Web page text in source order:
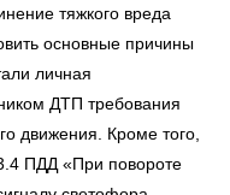
тяжкого вреда
основные причины
личная
ДТП требования
движения. Кроме того,
ПДД «При повороте